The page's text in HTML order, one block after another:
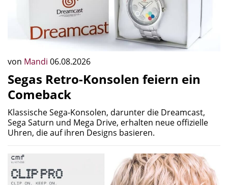
von Mandi 06.08.2026
Segas Retro-Konsolen feiern ein
Comeback
Klassische Sega-Konsolen, darunter die Dreamcast,
Sega Saturn und Mega Drive, erhalten neue offizielle
Uhren, die auf ihren Designs basieren.